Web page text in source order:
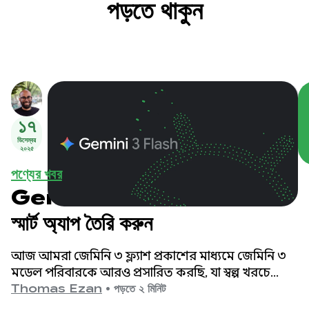
পড়তে থাকুন
১৭
ডিসেম্বর
২০২৫
পণ্যের খবর
Gemini 3 Flash দিয়ে আরও
স্মার্ট অ্যাপ তৈরি করুন
আজ আমরা জেমিনি ৩ ফ্ল্যাশ প্রকাশের মাধ্যমে জেমিনি ৩
মডেল পরিবারকে আরও প্রসারিত করছি, যা স্বল্প খরচে
দ্রুতগতির জন্য নির্মিত অত্যাধুনিক বুদ্ধিমত্তার এক নিদর্শন।
Thomas Ezan • পড়তে ২ মিনিট